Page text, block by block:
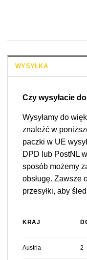
WYSYŁKA
Czy wysyłacie
Wysyłamy do
znaleźć w
paczki w UE
DPD lub PostNL
sposób możemy
obsługę. Zawsze
przesyłki, aby
KRAJ
Austria 2